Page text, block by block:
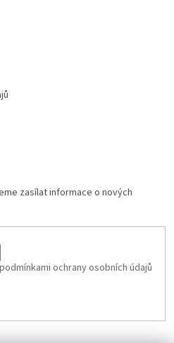
zasílat informace o nových
podmínkami ochrany osobních údajů